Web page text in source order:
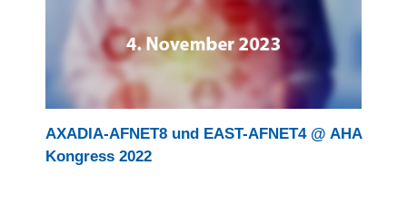
AXADIA-AFNET8 und EAST-AFNET4 @ AHA
Kongress 2022